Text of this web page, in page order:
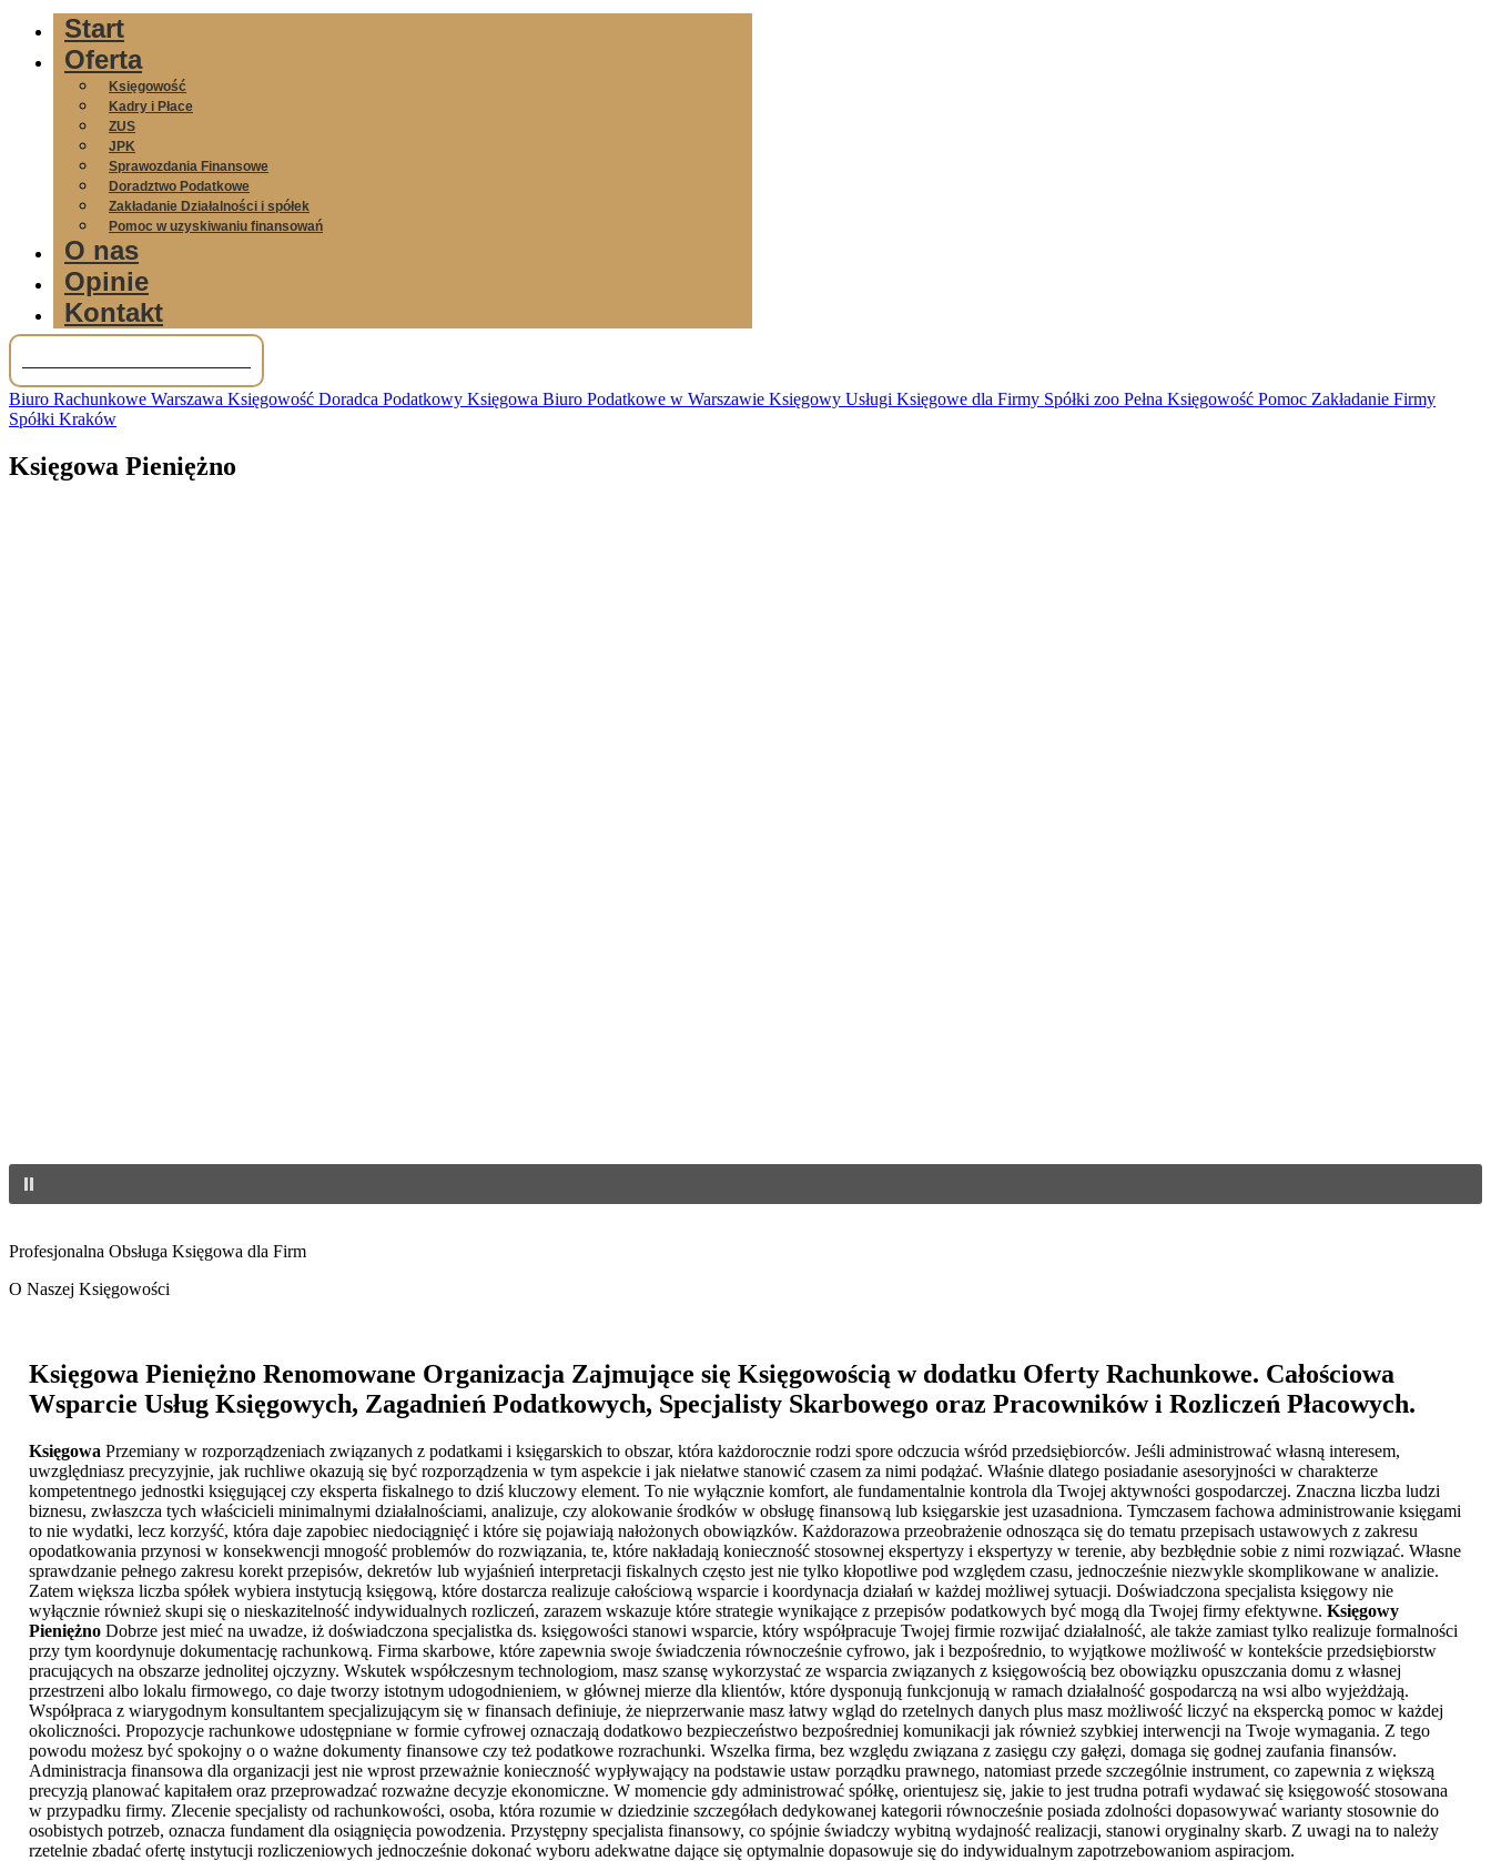
Start
Oferta
Księgowość
Kadry i Płace
ZUS
JPK
Sprawozdania Finansowe
Doradztwo Podatkowe
Zakładanie Działalności i spółek
Pomoc w uzyskiwaniu finansowań
O nas
Opinie
Kontakt
Biuro Rachunkowe Warszawa Księgowość Doradca Podatkowy Księgowa Biuro Podatkowe w Warszawie Księgowy Usługi Księgowe dla Firmy Spółki zoo Pełna Księgowość Pomoc Zakładanie Firmy
Spółki Kraków
Księgowa Pieniężno
Profesjonalna Obsługa Księgowa dla Firm
O Naszej Księgowości
Księgowa Pieniężno Renomowane Organizacja Zajmujące się Księgowością w dodatku Oferty Rachunkowe. Całościowa
Wsparcie Usług Księgowych, Zagadnień Podatkowych, Specjalisty Skarbowego oraz Pracowników i Rozliczeń Płacowych.
Księgowa Przemiany w rozporządzeniach związanych z podatkami i księgarskich to obszar, która każdorocznie rodzi spore odczucia wśród przedsiębiorców. Jeśli administrować własną interesem,
uwzględniasz precyzyjnie, jak ruchliwe okazują się być rozporządzenia w tym aspekcie i jak niełatwe stanowić czasem za nimi podążać. Właśnie dlatego posiadanie asesoryjności w charakterze
kompetentnego jednostki księgującej czy eksperta fiskalnego to dziś kluczowy element. To nie wyłącznie komfort, ale fundamentalnie kontrola dla Twojej aktywności gospodarczej. Znaczna liczba ludzi
biznesu, zwłaszcza tych właścicieli minimalnymi działalnościami, analizuje, czy alokowanie środków w obsługę finansową lub księgarskie jest uzasadniona. Tymczasem fachowa administrowanie księgami
to nie wydatki, lecz korzyść, która daje zapobiec niedociągnięć i które się pojawiają nałożonych obowiązków. Każdorazowa przeobrażenie odnosząca się do tematu przepisach ustawowych z zakresu
opodatkowania przynosi w konsekwencji mnogość problemów do rozwiązania, te, które nakładają konieczność stosownej ekspertyzy i ekspertyzy w terenie, aby bezbłędnie sobie z nimi rozwiązać. Własne
sprawdzanie pełnego zakresu korekt przepisów, dekretów lub wyjaśnień interpretacji fiskalnych często jest nie tylko kłopotliwe pod względem czasu, jednocześnie niezwykle skomplikowane w analizie.
Zatem większa liczba spółek wybiera instytucją księgową, które dostarcza realizuje całościową wsparcie i koordynacja działań w każdej możliwej sytuacji. Doświadczona specjalista księgowy nie
wyłącznie również skupi się o nieskazitelność indywidualnych rozliczeń, zarazem wskazuje które strategie wynikające z przepisów podatkowych być mogą dla Twojej firmy efektywne. Księgowy
Pieniężno Dobrze jest mieć na uwadze, iż doświadczona specjalistka ds. księgowości stanowi wsparcie, który współpracuje Twojej firmie rozwijać działalność, ale także zamiast tylko realizuje formalności
przy tym koordynuje dokumentację rachunkową. Firma skarbowe, które zapewnia swoje świadczenia równocześnie cyfrowo, jak i bezpośrednio, to wyjątkowe możliwość w kontekście przedsiębiorstw
pracujących na obszarze jednolitej ojczyzny. Wskutek współczesnym technologiom, masz szansę wykorzystać ze wsparcia związanych z księgowością bez obowiązku opuszczania domu z własnej
przestrzeni albo lokalu firmowego, co daje tworzy istotnym udogodnieniem, w głównej mierze dla klientów, które dysponują funkcjonują w ramach działalność gospodarczą na wsi albo wyjeżdżają.
Współpraca z wiarygodnym konsultantem specjalizującym się w finansach definiuje, że nieprzerwanie masz łatwy wgląd do rzetelnych danych plus masz możliwość liczyć na ekspercką pomoc w każdej
okoliczności. Propozycje rachunkowe udostępniane w formie cyfrowej oznaczają dodatkowo bezpieczeństwo bezpośredniej komunikacji jak również szybkiej interwencji na Twoje wymagania. Z tego
powodu możesz być spokojny o o ważne dokumenty finansowe czy też podatkowe rozrachunki. Wszelka firma, bez względu związana z zasięgu czy gałęzi, domaga się godnej zaufania finansów.
Administracja finansowa dla organizacji jest nie wprost przeważnie konieczność wypływający na podstawie ustaw porządku prawnego, natomiast przede szczególnie instrument, co zapewnia z większą
precyzją planować kapitałem oraz przeprowadzać rozważne decyzje ekonomiczne. W momencie gdy administrować spółkę, orientujesz się, jakie to jest trudna potrafi wydawać się księgowość stosowana
w przypadku firmy. Zlecenie specjalisty od rachunkowości, osoba, która rozumie w dziedzinie szczegółach dedykowanej kategorii równocześnie posiada zdolności dopasowywać warianty stosownie do
osobistych potrzeb, oznacza fundament dla osiągnięcia powodzenia. Przystępny specjalista finansowy, co spójnie świadczy wybitną wydajność realizacji, stanowi oryginalny skarb. Z uwagi na to należy
rzetelnie zbadać ofertę instytucji rozliczeniowych jednocześnie dokonać wyboru adekwatne dające się optymalnie dopasowuje się do indywidualnym zapotrzebowaniom aspiracjom.